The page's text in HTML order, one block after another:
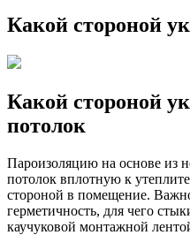
Какой стороной
Какой стороной
потолок
Пароизоляцию на основе из
потолок вплотную к
стороной в помещение.
герметичность, для чего
каучуковой монтажной